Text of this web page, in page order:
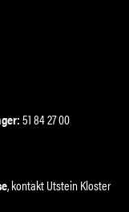
51 84 27 00
, kontakt Utstein Kloster